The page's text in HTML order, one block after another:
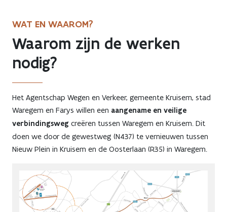
WAT EN WAAROM?
Waarom zijn de werken
nodig?
Het Agentschap Wegen en Verkeer, gemeente Kruisem, stad
Waregem en Farys willen een aangename en veilige
verbindingsweg creëren tussen Waregem en Kruisem. Dit
doen we door de gewestweg (N437) te vernieuwen tussen
Nieuw Plein in Kruisem en de Oosterlaan (R35) in Waregem.